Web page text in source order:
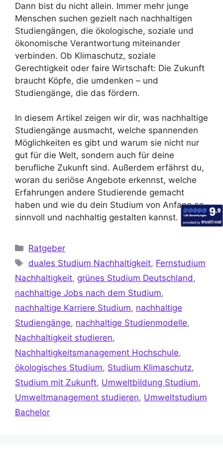
Dann bist du nicht allein. Immer mehr junge
Menschen suchen gezielt nach nachhaltigen
Studiengängen, die ökologische, soziale und
ökonomische Verantwortung miteinander
verbinden. Ob Klimaschutz, soziale
Gerechtigkeit oder faire Wirtschaft: Die Zukunft
braucht Köpfe, die umdenken – und
Studiengänge, die das fördern.
In diesem Artikel zeigen wir dir, was nachhaltige
Studiengänge ausmacht, welche spannenden
Möglichkeiten es gibt und warum sie nicht nur
gut für die Welt, sondern auch für deine
berufliche Zukunft sind. Außerdem erfährst du,
woran du seriöse Angebote erkennst, welche
Erfahrungen andere Studierende gemacht
haben und wie du dein Studium von Anfang an
sinnvoll und nachhaltig gestalten kannst. 🌍💡
Ratgeber
duales Studium Nachhaltigkeit, Fernstudium
Nachhaltigkeit, grünes Studium Deutschland,
nachhaltige Jobs nach dem Studium,
nachhaltige Karriere Studium, nachhaltige
Studiengänge, nachhaltige Studienmodelle,
Nachhaltigkeit studieren,
Nachhaltigkeitsmanagement Hochschule,
ökologisches Studium, Studium Klimaschutz,
Studium mit Zukunft, Umweltbildung Studium,
Umweltmanagement studieren, Umweltstudium
Bachelor